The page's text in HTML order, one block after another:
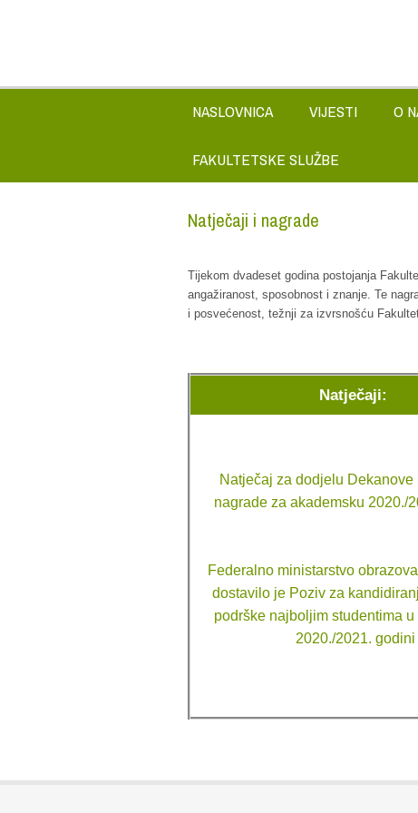
NASLOVNICA VIJESTI O
FAKULTETSKE SLUŽBE
Natječaji i nagrade
Tijekom dvadeset godina postojanja
angažiranost, sposobnost i znanje. Te
i posvećenost, težnji za izvrsnošću
Natječaji:
Natječaj za dodjelu Dekanove
nagrade za akademsku 2020./
Federalno ministarstvo
dostavilo je Poziv za
podrške najboljim studentima
2020./2021. godini